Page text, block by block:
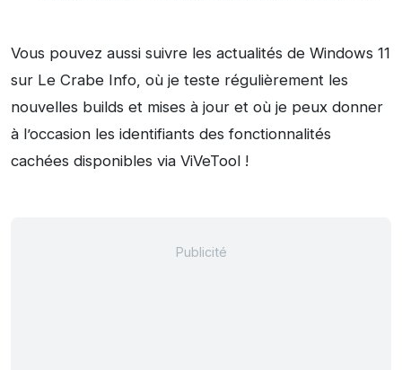
Vous pouvez aussi suivre les actualités de Windows 11
sur Le Crabe Info, où je teste régulièrement les
nouvelles builds et mises à jour et où je peux donner
à l’occasion les identifiants des fonctionnalités
cachées disponibles via ViVeTool !